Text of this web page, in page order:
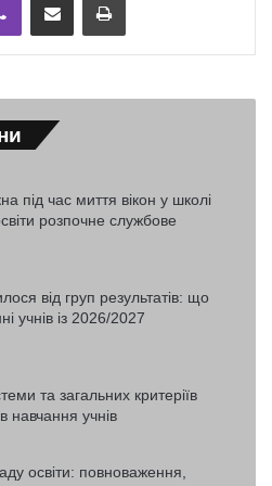
під час миття вікон у школі
розпочне службове
від груп результатів: що
учнів із 2026/2027
та загальних критеріїв
навчання учнів
освіти: повноваження,